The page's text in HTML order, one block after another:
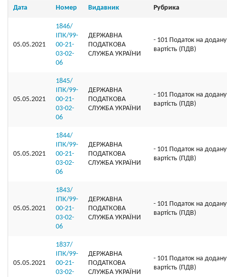
Дата Номер Видавник Рубрика
05.05.2021
1846/
ІПК/99-
00-21-
03-02-
06
ДЕРЖАВНА
ПОДАТКОВА
СЛУЖБА УКРАЇНИ
- 101 Податок на додану
вартість (ПДВ)
05.05.2021
1845/
ІПК/99-
00-21-
03-02-
06
ДЕРЖАВНА
ПОДАТКОВА
СЛУЖБА УКРАЇНИ
- 101 Податок на додану
вартість (ПДВ)
05.05.2021
1844/
ІПК/99-
00-21-
03-02-
06
ДЕРЖАВНА
ПОДАТКОВА
СЛУЖБА УКРАЇНИ
- 101 Податок на додану
вартість (ПДВ)
05.05.2021
1843/
ІПК/99-
00-21-
03-02-
06
ДЕРЖАВНА
ПОДАТКОВА
СЛУЖБА УКРАЇНИ
- 101 Податок на додану
вартість (ПДВ)
05.05.2021
1837/
ІПК/99-
00-21-
03-02-
ДЕРЖАВНА
ПОДАТКОВА
СЛУЖБА УКРАЇНИ
- 101 Податок на додану
вартість (ПДВ)